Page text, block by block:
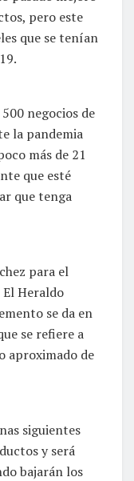
pero este
que se tenían
negocios de
la pandemia
más de 21
que esté
que tenga
para el
Heraldo
se da en
se refiere a
aproximado de
siguientes
y será
bajarán los